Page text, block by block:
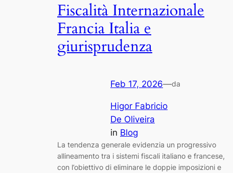
Fiscalità Internazionale
Francia Italia e
giurisprudenza
Feb 17, 2026—da
Higor Fabricio
De Oliveira
in Blog
La tendenza generale evidenzia un progressivo
allineamento tra i sistemi fiscali italiano e francese,
con l’obiettivo di eliminare le doppie imposizioni e